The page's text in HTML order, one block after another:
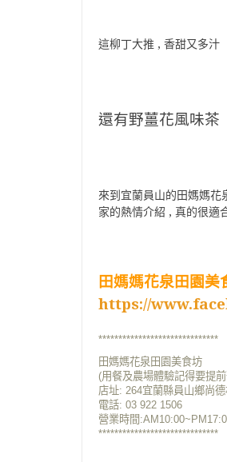
這柳丁大推 , 香甜又多汁
還有野薑花風味茶
來到宜蘭員山的田媽媽花
家的熱情介紹 , 真的很適
田媽媽花泉田園美
https://
******************************
田媽媽花泉田園美食坊
(用餐及農場體驗記得要提
店址: 264宜蘭縣員山鄉尚
電話: 03 922 1506
營業時間
******************************